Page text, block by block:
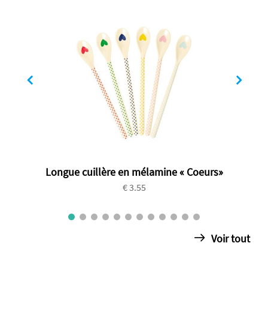
Longue cuillère en mélamine « Coeurs»
€ 3.55
Voir tout